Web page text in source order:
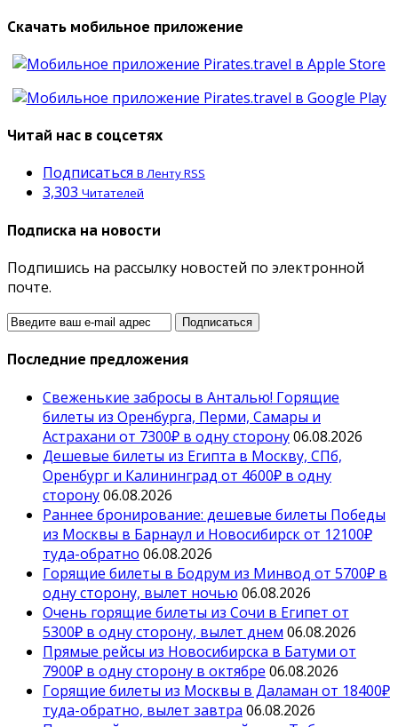
Скачать мобильное приложение
Читай нас в соцсетях
Подписаться В Ленту RSS
3,303 Читателей
Подписка на новости
Подпишись на рассылку новостей по электронной
почте.
Последние предложения
Свеженькие забросы в Анталью! Горящие
билеты из Оренбурга, Перми, Самары и
Астрахани от 7300₽ в одну сторону06.08.2026
Дешевые билеты из Египта в Москву, СПб,
Оренбург и Калининград от 4600₽ в одну
сторону06.08.2026
Раннее бронирование: дешевые билеты Победы
из Москвы в Барнаул и Новосибирск от 12100₽
туда-обратно 06.08.2026
Горящие билеты в Бодрум из Минвод от 5700₽ в
одну сторону, вылет ночью 06.08.2026
Очень горящие билеты из Сочи в Египет от
5300₽ в одну сторону, вылет днем 06.08.2026
Прямые рейсы из Новосибирска в Батуми от
7900₽ в одну сторону в октябре 06.08.2026
Горящие билеты из Москвы в Даламан от 18400₽
туда-обратно, вылет завтра 06.08.2026